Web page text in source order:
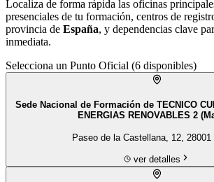
Localiza de forma rápida las oficinas
presenciales de tu formación, centros de
provincia de España, y dependencias clave
inmediata.
Selecciona un Punto Oficial (6 disponibles)
Sede Nacional de Formación de TECNICO
ENERGIAS RENOVABLES 2
Paseo de la Castellana, 12, 28001
ver detalles